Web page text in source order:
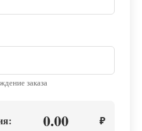
заказа
0.00 ₽